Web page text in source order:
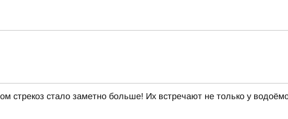
стрекоз стало заметно больше! Их встречают не только у